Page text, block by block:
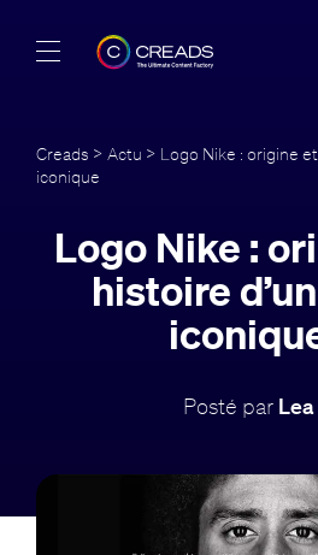
Offres
À propos
Creads > Actu > Logo Nike : origine
iconique
Logo Nike :
histoire
Posté par Lea